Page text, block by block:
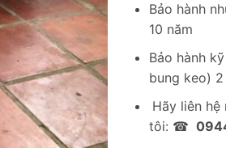
Bảo hành
10 năm
Bảo hành
bung keo)
Hãy liên hệ
tôi: ☎